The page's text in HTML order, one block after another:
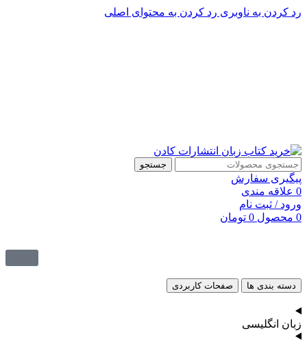
رد کردن به ناوبری رد کردن به محتوای اصلی
جستجو
پیگیری سفارش
0 علاقه مندی
ورود / ثبت نام
0 محصول 0 تومان
دسته بندی ها صفحات کاربردی
زبان انگلیسی